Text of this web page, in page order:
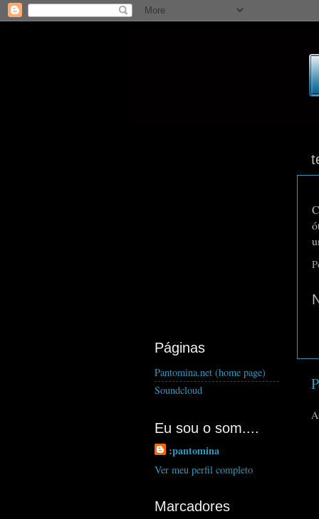
Páginas
Pantomina.net (home page)
Soundcloud
Eu sou o som....
:pantomina
Ver meu perfil completo
Marcadores